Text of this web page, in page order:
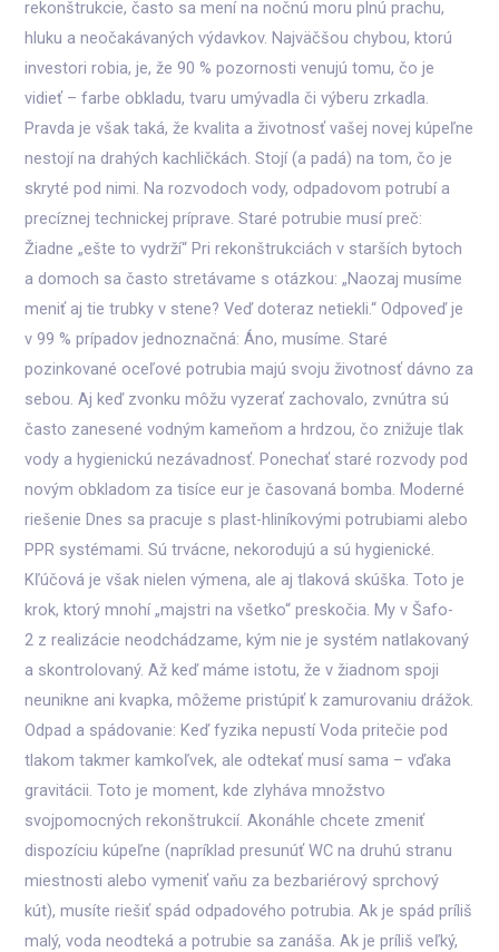
rekonštrukcie, často sa mení na nočnú moru plnú prachu,
hluku a neočakávaných výdavkov. Najväčšou chybou, ktorú
investori robia, je, že 90 % pozornosti venujú tomu, čo je
vidieť – farbe obkladu, tvaru umývadla či výberu zrkadla.
Pravda je však taká, že kvalita a životnosť vašej novej kúpeľne
nestojí na drahých kachličkách. Stojí (a padá) na tom, čo je
skryté pod nimi. Na rozvodoch vody, odpadovom potrubí a
precíznej technickej príprave. Staré potrubie musí preč:
Žiadne „ešte to vydrží“ Pri rekonštrukciách v starších bytoch
a domoch sa často stretávame s otázkou: „Naozaj musíme
meniť aj tie trubky v stene? Veď doteraz netiekli.“ Odpoveď je
v 99 % prípadov jednoznačná: Áno, musíme. Staré
pozinkované oceľové potrubia majú svoju životnosť dávno za
sebou. Aj keď zvonku môžu vyzerať zachovalo, zvnútra sú
často zanesené vodným kameňom a hrdzou, čo znižuje tlak
vody a hygienickú nezávadnosť. Ponechať staré rozvody pod
novým obkladom za tisíce eur je časovaná bomba. Moderné
riešenie Dnes sa pracuje s plast-hliníkovými potrubiami alebo
PPR systémami. Sú trvácne, nekorodujú a sú hygienické.
Kľúčová je však nielen výmena, ale aj tlaková skúška. Toto je
krok, ktorý mnohí „majstri na všetko“ preskočia. My v Šafo-
2 z realizácie neodchádzame, kým nie je systém natlakovaný
a skontrolovaný. Až keď máme istotu, že v žiadnom spoji
neunikne ani kvapka, môžeme pristúpiť k zamurovaniu drážok.
Odpad a spádovanie: Keď fyzika nepustí Voda pritečie pod
tlakom takmer kamkoľvek, ale odtekať musí sama – vďaka
gravitácii. Toto je moment, kde zlyháva množstvo
svojpomocných rekonštrukcií. Akonáhle chcete zmeniť
dispozíciu kúpeľne (napríklad presunúť WC na druhú stranu
miestnosti alebo vymeniť vaňu za bezbariérový sprchový
kút), musíte riešiť spád odpadového potrubia. Ak je spád príliš
malý, voda neodteká a potrubie sa zanáša. Ak je príliš veľký,